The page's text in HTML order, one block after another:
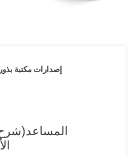
إصدارات مكتبة بذور